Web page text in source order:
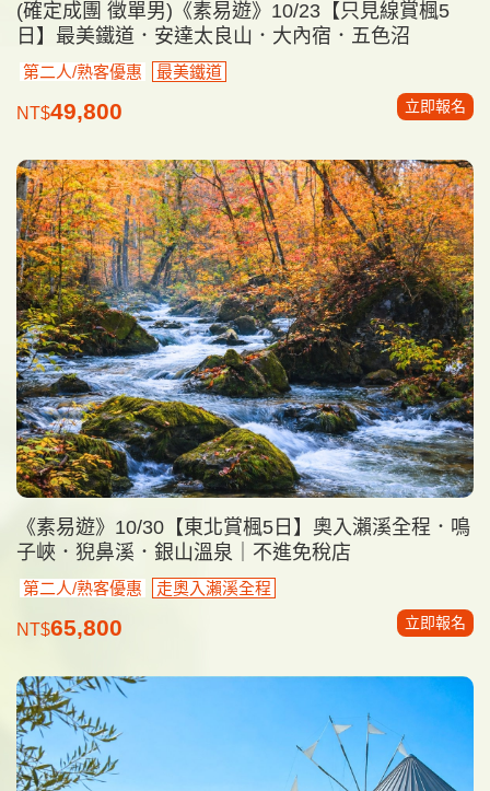
(確定成團 徵單男)《素易遊》10/23【只見線賞楓5
日】最美鐵道．安達太良山．大內宿．五色沼
第二人/熟客優惠 最美鐵道
NT$49,800 立即報名
《素易遊》10/30【東北賞楓5日】奧入瀨溪全程．鳴
子峽．猊鼻溪．銀山溫泉｜不進免稅店
第二人/熟客優惠 走奧入瀨溪全程
NT$65,800 立即報名